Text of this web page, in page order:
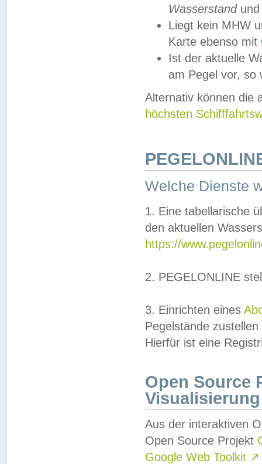
Wasserstandund
Liegt kein MHW
Karte ebenso mit
Ist der aktuelle
am Pegel vor,
Alternativ können die
höchsten
Welche Dienste
1. Eine tabellarische
den aktuellen
https://
2. PEGELONLINE
3. Einrichten eines
Pegelstände
Hierfür ist eine
Open Source
Visualisierung
Aus der interaktiven
Open Source Projekt
Google Web Toolkit ↗